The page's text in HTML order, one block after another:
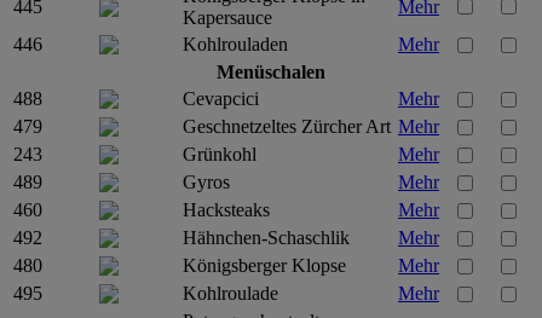
445
Kapersauce
Mehr
446
Kohlrouladen
Mehr
Menüschalen
488
Cevapcici
Mehr
479
Geschnetzeltes Zürcher Art Mehr
243
Grünkohl
Mehr
489
Gyros
Mehr
460
Hacksteaks
Mehr
492
Hähnchen-Schaschlik
Mehr
480
Königsberger Klopse
Mehr
495
Kohlroulade
Mehr